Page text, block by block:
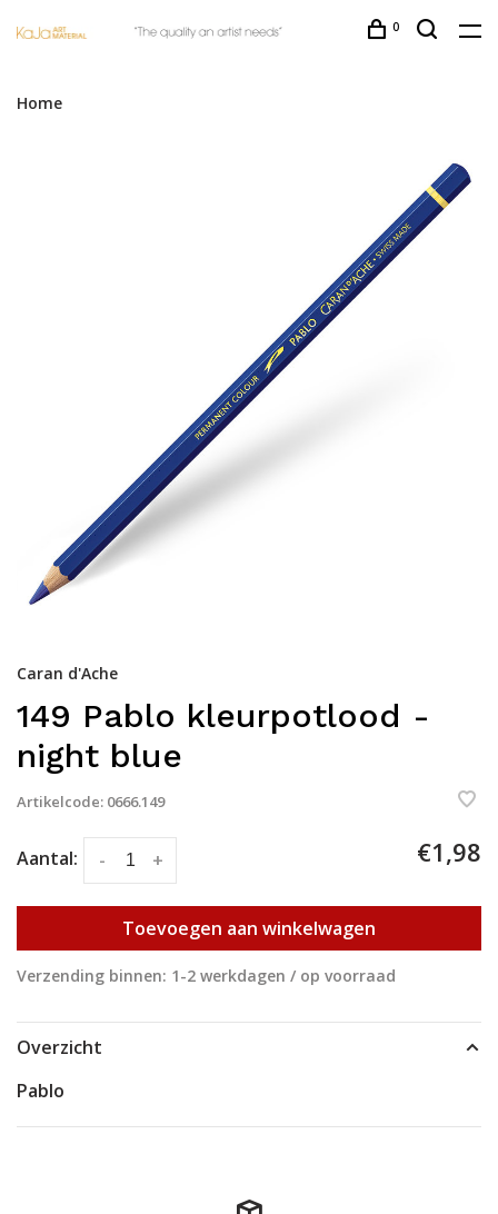
0
Home
Caran d'Ache
149 Pablo kleurpotlood -
night blue
Artikelcode: 0666.149
Aantal: +
- €1,98
Toevoegen aan winkelwagen
Verzending binnen: 1-2 werkdagen / op voorraad
Overzicht
Pablo